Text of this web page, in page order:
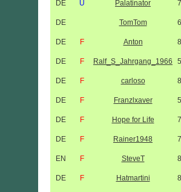
DE U Palatinator
DE TomTom
DE F Anton
DE F Ralf_S_Jahrgang_1966
DE F carloso
DE F Franzlxaver
DE F Hope for Life
DE F Rainer1948
EN F SteveT
DE F Hatmartini